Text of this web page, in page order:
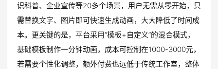
识科普、企业宣传等20多个场景，用户无需从零开始，只
需替换文字、图片即可快速生成动画，大大降低了时间成
本。更关键的是，平台采用“模板+自定义”的混合模式，
基础模板制作一分钟动画，成本可控制在1000-3000元，
若需要个性化调整，额外付费也远低于传统工作室，整体